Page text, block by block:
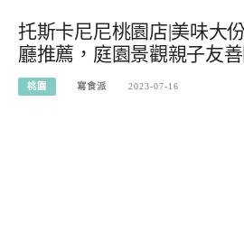
托斯卡尼尼桃園店|美味大
廳推薦，庭園景觀親子友
桃園 寫食派 2023-07-16